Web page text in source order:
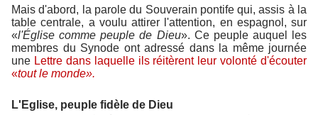
Mais d'abord, la parole du Souverain pontife qui, assis à la
table centrale, a voulu attirer l'attention, en espagnol, sur
«l'Église comme peuple de Dieu». Ce peuple auquel les
membres du Synode ont adressé dans la même journée
une Lettre dans laquelle ils réitèrent leur volonté d'écouter
«tout le monde».
L'Eglise, peuple fidèle de Dieu